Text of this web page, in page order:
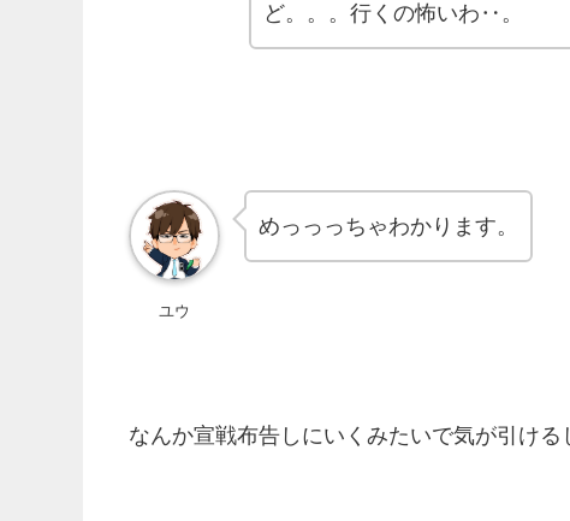
ど。。。行くの怖いわ‥。
ユウ
めっっっちゃわかります。
なんか宣戦布告しにいくみたいで気が引ける